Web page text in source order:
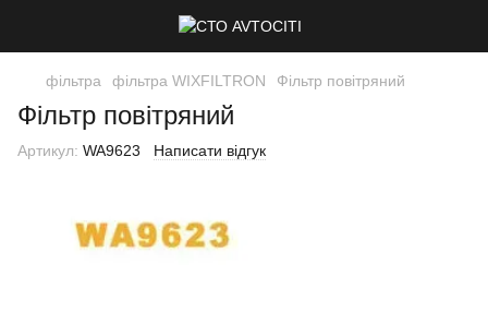
фільтра фільтра WIXFILTRON Фільтр повітряний
Фільтр повітряний
Артикул: WA9623 Написати відгук